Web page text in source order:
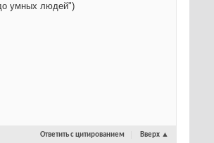
до умных людей")
Ответить с цитированием Вверх ▲